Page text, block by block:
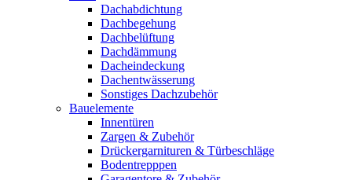
Dachabdichtung
Dachbegehung
Dachbelüftung
Dachdämmung
Dacheindeckung
Dachentwässerung
Sonstiges Dachzubehör
Bauelemente
Innentüren
Zargen & Zubehör
Drückergarnituren & Türbeschläge
Bodentrepppen